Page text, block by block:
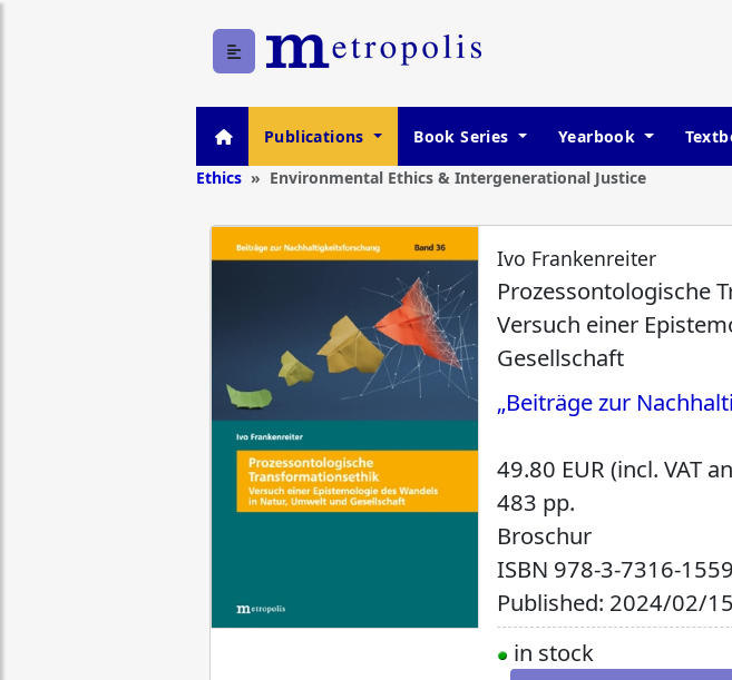
Publications Book Series Yearbook
Ethics
Environmental Ethics & Intergenerational Justice
Ivo Frankenreiter
Prozessontologische
Versuch einer
Gesellschaft
„Beiträge zur
49.80 EUR (incl. VAT
483 pp.
Broschur
ISBN 978-3-7316-
Published: 2024/02/15
in stock